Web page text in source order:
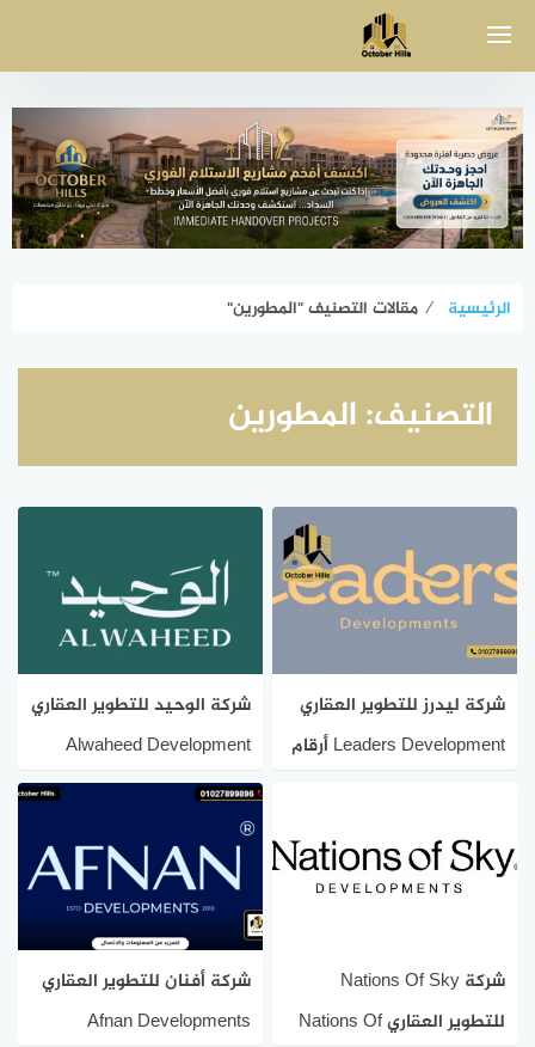
الرئيسية ⁄ مقالات التصنيف "المطورين"
التصنيف:المطورين
شركة ليدرز للتطوير العقاري
Leaders Development أرقام
شركة الوحيد للتطوير العقاري
Alwaheed Development
شركة Nations Of Sky
للتطوير العقاري Nations Of
شركة أفنان للتطوير العقاري
Afnan Developments